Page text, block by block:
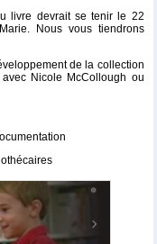
livre devrait se tenir le 22
Nous vous tiendrons
de la collection
Nicole McCollough ou